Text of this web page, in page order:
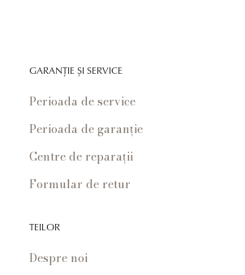
GARANȚIE ȘI SERVICE
Perioada de service
Perioada de garanție
Centre de reparații
Formular de retur
TEILOR
Despre noi